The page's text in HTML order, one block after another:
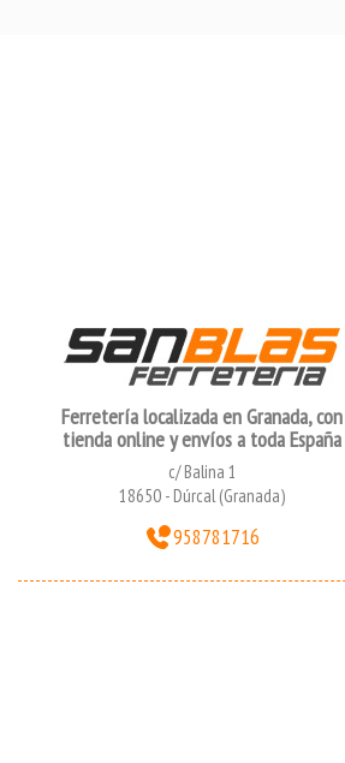
Ferretería localizada en Granada, con
tienda online y envíos a toda España
c/ Balina 1
18650 - Dúrcal (Granada)
958781716